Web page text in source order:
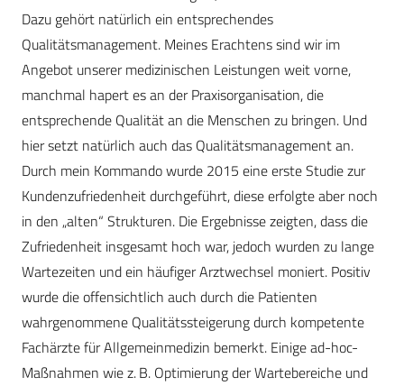
Dazu gehört natürlich ein entsprechendes
Qualitätsmanagement. Meines Erachtens sind wir im
Angebot unserer medizinischen Leistungen weit vorne,
manchmal hapert es an der Praxisorganisation, die
entsprechende Qualität an die Menschen zu bringen. Und
hier setzt natürlich auch das Qualitätsmanagement an.
Durch mein Kommando wurde 2015 eine erste Studie zur
Kundenzufriedenheit durchgeführt, diese erfolgte aber noch
in den „alten“ Strukturen. Die Ergebnisse zeigten, dass die
Zufriedenheit insgesamt hoch war, jedoch wurden zu lange
Wartezeiten und ein häufiger Arztwechsel moniert. Positiv
wurde die offensichtlich auch durch die Patienten
wahrgenommene Qualitätssteigerung durch kompetente
Fachärzte für Allgemeinmedizin bemerkt. Einige ad-hoc-
Maßnahmen wie z. B. Optimierung der Wartebereiche und